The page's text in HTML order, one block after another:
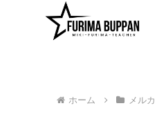
ホーム メルカ